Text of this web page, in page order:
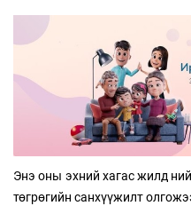
Энэ оны эхний хагас жилд
төгрөгийн санхүүжилт